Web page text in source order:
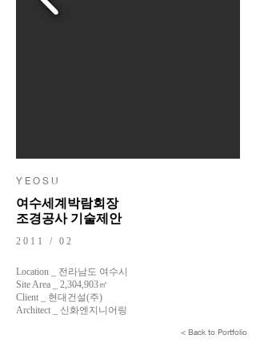
Y E O S U
여수세계박람회장
조경공사 기술제안
2011 / 02
Location _ 전라남도 여수시
Site Area _ 2,304,903㎡
Client _ 현대건설(주)
Architect _ 신화엔지니어링
< Back to Portfolio